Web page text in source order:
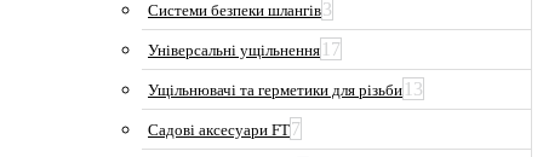
Системи безпеки шлангів3
Універсальні ущільнення 17
Ущільнювачі та герметики для різьби 13
Садові аксесуари FT7